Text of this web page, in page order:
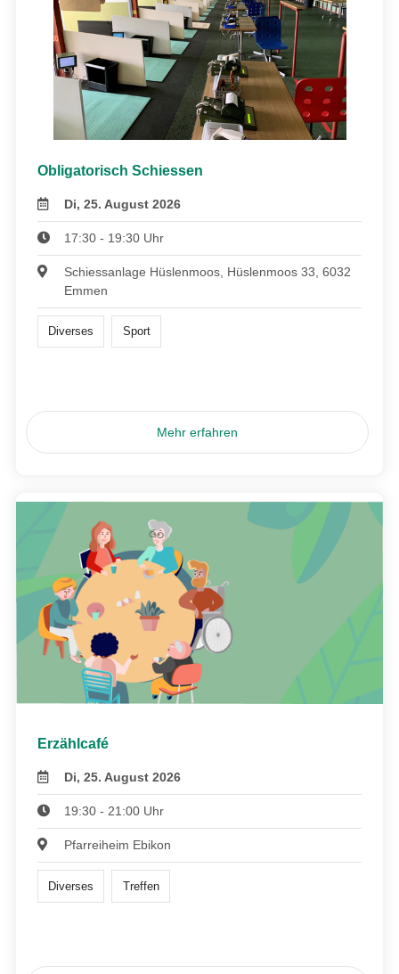
Obligatorisch Schiessen
Di, 25. August 2026
17:30 - 19:30 Uhr
Schiessanlage Hüslenmoos, Hüslenmoos 33, 6032
Emmen
Diverses Sport
Mehr erfahren
Erzählcafé
Di, 25. August 2026
19:30 - 21:00 Uhr
Pfarreiheim Ebikon
Diverses Treffen